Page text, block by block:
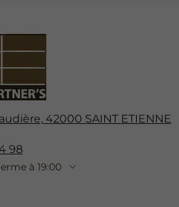
42000 SAINT ETIENNE
98
à 19:00